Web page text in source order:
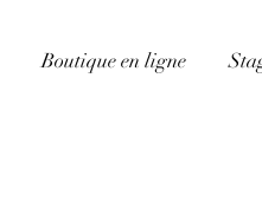
Boutique en ligne